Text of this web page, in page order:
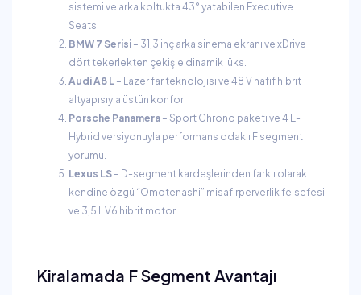
sistemi ve arka koltukta 43° yatabilen Executive
Seats.
BMW 7 Serisi – 31,3 inç arka sinema ekranı ve xDrive
dört tekerlekten çekişle dinamik lüks.
Audi A8 L – Lazer far teknolojisi ve 48 V hafif hibrit
altyapısıyla üstün konfor.
Porsche Panamera – Sport Chrono paketi ve 4 E-
Hybrid versiyonuyla performans odaklı F segment
yorumu.
Lexus LS – D-segment kardeşlerinden farklı olarak
kendine özgü “Omotenashi” misafirperverlik felsefesi
ve 3,5 L V6 hibrit motor.
Kiralamada F Segment Avantajı